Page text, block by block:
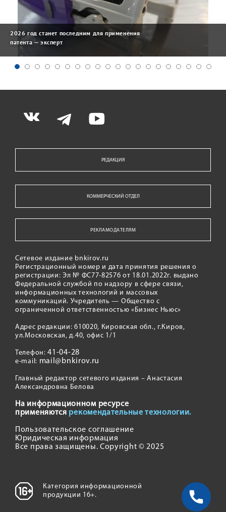
2026 год станет последним для применения
патента — эксперт
РЕДАКЦИЯ
КОММЕРЧЕСКИЙ ОТДЕЛ
РЕКЛАМОДАТЕЛЯМ
Сетевое издание bnkirov.ru
Регистрационный номер и дата принятия решения о
регистрации: Эл № ФС77-82576 от 18.01.2022г. выдано
Федеральной службой по надзору в сфере связи,
информационных технологий и массовых
коммуникаций. Учредитель — Общество с
ограниченной ответственностью «Бизнес Ньюс»
Адрес редакции: 610020, Кировская обл., г.Киров,
ул.Московская, д.40, офис 1/1
Телефон:41-04-28
e-mail: mail@bnkirov.ru
Главный редактор сетевого издания – Анастасия
Александровна Белова
На информационном ресурсе
применяются рекомендательные технологии.
Пользовательское соглашение
Юридическая информация
Все права защищены. Copyright © 2025
Категория информационной
продукции 16+.